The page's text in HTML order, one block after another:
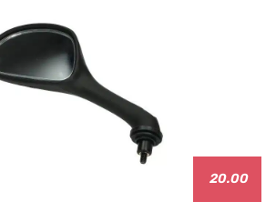
20.00